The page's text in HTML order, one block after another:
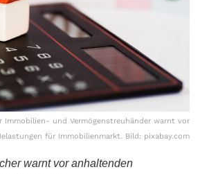
Immobilien- und Vermögenstreuhänder warnt vor
für Immobilienmarkt. Bild: pixabay.com
warnt vor anhaltenden